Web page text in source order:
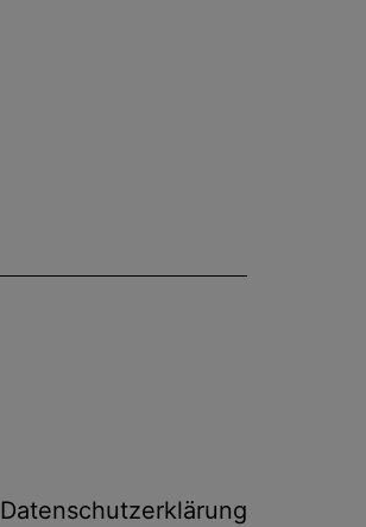
Datenschutzerklärung